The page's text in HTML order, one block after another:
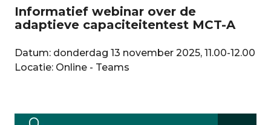
Informatief webinar over de
adaptieve capaciteitentest MCT-A
Datum: donderdag 13 november 2025, 11.00-12.00
Locatie: Online - Teams